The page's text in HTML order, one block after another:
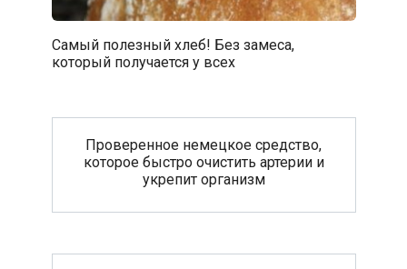
Самый полезный хлеб! Без замеса,
который получается у всех
Проверенное немецкое средство,
которое быстро очистить артерии и
укрепит организм